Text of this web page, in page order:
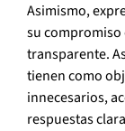
Asimismo,
su compromiso
transparente.
tienen como
innecesarios,
respuestas